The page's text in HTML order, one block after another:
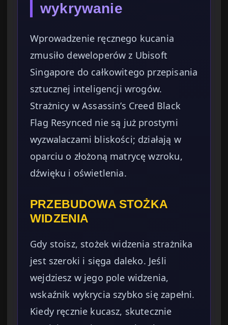
wykrywanie
Wprowadzenie ręcznego kucania
zmusiło deweloperów z Ubisoft
Singapore do całkowitego przepisania
sztucznej inteligencji wrogów.
Strażnicy w Assassin’s Creed Black
Flag Resynced nie są już prostymi
wyzwalaczami bliskości; działają w
oparciu o złożoną matrycę wzroku,
dźwięku i oświetlenia.
PRZEBUDOWA STOŻKA
WIDZENIA
Gdy stoisz, stożek widzenia strażnika
jest szeroki i sięga daleko. Jeśli
wejdziesz w jego pole widzenia,
wskaźnik wykrycia szybko się zapełni.
Kiedy ręcznie kucasz, skutecznie